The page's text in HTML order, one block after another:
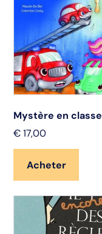
Mystère en classe
€ 17,00
Acheter